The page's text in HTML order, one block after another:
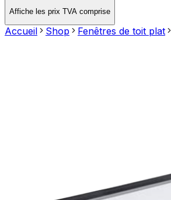
Affiche les prix TVA comprise
Accueil Shop Fenêtres de toit plat